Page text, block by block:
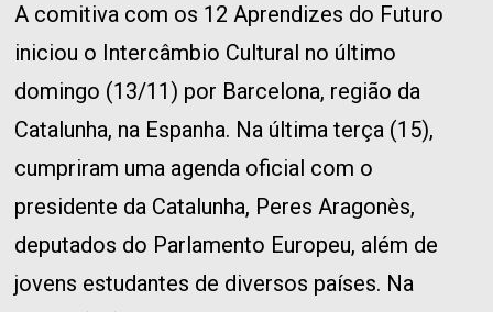
A comitiva com os 12 Aprendizes do Futuro
iniciou o Intercâmbio Cultural no último
domingo (13/11) por Barcelona, região da
Catalunha, na Espanha. Na última terça (15),
cumpriram uma agenda oficial com o
presidente da Catalunha, Peres Aragonès,
deputados do Parlamento Europeu, além de
jovens estudantes de diversos países. Na